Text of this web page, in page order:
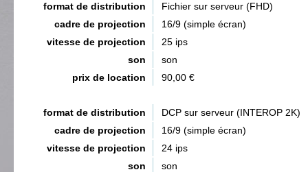
format de distribution
Fichier sur serveur (FHD)
cadre de projection
16/9 (simple écran)
vitesse de projection
25 ips
son
son
prix de location
90,00 €
format de distribution
DCP sur serveur (INTEROP 2K)
cadre de projection
16/9 (simple écran)
vitesse de projection
24 ips
son
son